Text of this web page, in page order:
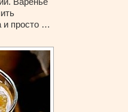
и просто …